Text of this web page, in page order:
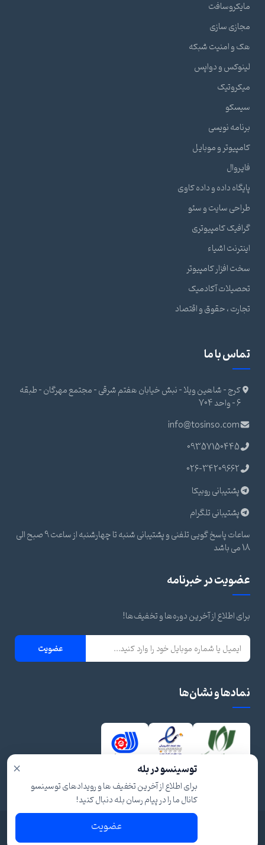
مایکروسافت
مجازی سازی
هک و امنیت شبکه
لینوکس و دواپس
میکروتیک
سیسکو
برنامه نویسی
کامپیوتر و موبایل
فایروال
پایگاه داده و داده کاوی
طراحی سایت و سئو
گرافیک کامپیوتری
اینترنت اشیاء
سخت افزار کامپیوتر
تحصیلات آکادمیک
تجارت ، حقوق و اقتصاد
تماس با ما
کرج - شاهین ویلا - نبش خیابان هفتم شرقی - مجتمع مهرگان - طبقه
6 - واحد 704
info@tosinso.com
09357150445
026-34209662
پشتیبانی روبیکا
پشتیبانی تلگرام
ساعات پاسخ گویی تلفنی و پشتیبانی شنبه تا چهارشنبه از ساعت 9 صبح الی
18 می باشد
عضویت در خبرنامه
برای اطلاع از آخرین دوره‌ها و تخفیف‌ها!
عضویت
نمادها و نشان‌ها
شرایط و قوانین
× توسینسو در بله
برای اطلاع از آخرین تخفیف ها و رویدادهای توسینسو
کانال ما را در پیام رسان بله دنبال کنید!
عضویت